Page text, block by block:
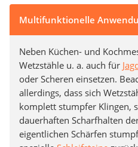
Multifunktionelle
Neben Küchen- und
Wetzstähle u. a. auch für
oder Scheren einsetzen.
allerdings, dass sich
komplett stumpfer Klingen,
dauerhaften Scharfhalten
eigentlichen Schärfen